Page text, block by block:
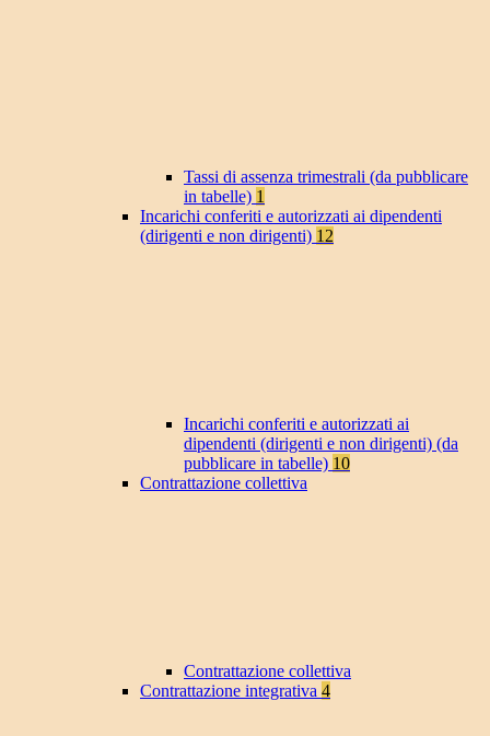
Tassi di assenza trimestrali (da pubblicare
in tabelle) 1
Incarichi conferiti e autorizzati ai dipendenti
(dirigenti e non dirigenti) 12
Incarichi conferiti e autorizzati ai
dipendenti (dirigenti e non dirigenti) (da
pubblicare in tabelle) 10
Contrattazione collettiva
Contrattazione collettiva
Contrattazione integrativa 4